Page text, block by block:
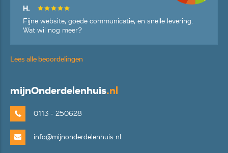
H.
Fijne website, goede communicatie, en snelle levering.
Wat wil nog meer?
Lees alle beoordelingen
mijnOnderdelenhuis.nl
0113 - 250628
info@mijnonderdelenhuis.nl